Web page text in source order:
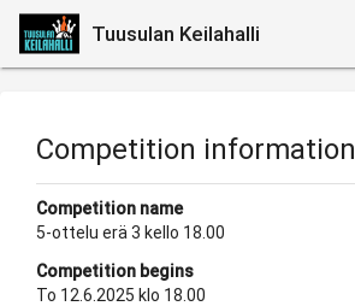
Tuusulan Keilahalli
Competition information
Competition name
5-ottelu erä 3 kello 18.00
Competition begins
To 12.6.2025 klo 18.00